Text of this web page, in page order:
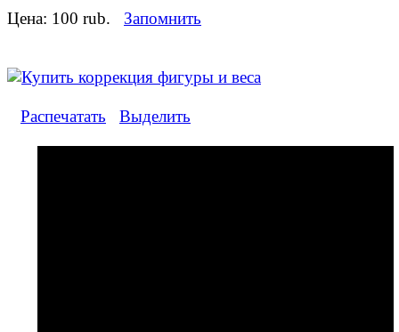
Цена: 100 rub. Запомнить
Распечатать Выделить